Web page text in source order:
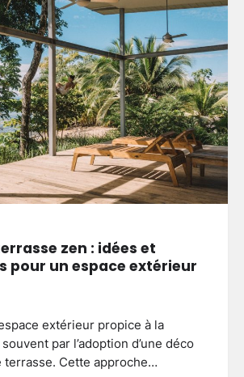
zen : idées et
pour un espace extérieur
extérieur propice à la
par l’adoption d’une déco
terrasse. Cette approche…